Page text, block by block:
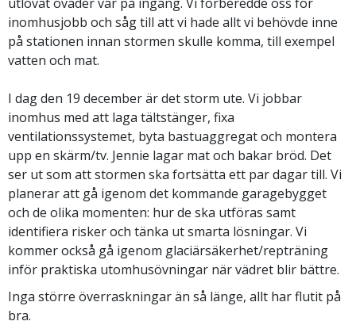
inomhusjobb och såg till att vi hade allt vi behövde inne
på stationen innan stormen skulle komma, till exempel
vatten och mat.
I dag den 19 december är det storm ute. Vi jobbar
inomhus med att laga tältstänger, fixa
ventilationssystemet, byta bastuaggregat och montera
upp en skärm/tv. Jennie lagar mat och bakar bröd. Det
ser ut som att stormen ska fortsätta ett par dagar till. Vi
planerar att gå igenom det kommande garagebygget
och de olika momenten: hur de ska utföras samt
identifiera risker och tänka ut smarta lösningar. Vi
kommer också gå igenom glaciärsäkerhet/repträning
inför praktiska utomhusövningar när vädret blir bättre.
Inga större överraskningar än så länge, allt har flutit på
bra.